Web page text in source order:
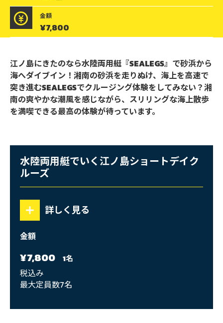
金額
¥7,800
水
陸
両
用
で
い
く
ノ
島
シ
ョ
江ノ島にきたのなら水陸両用艇『SEALEGS』で砂浜から
海へダイブイン！湘南の砂浜を走りぬけ、海上を高速で
突き進むSEALEGSでクルージング体験をしてみない？湘
南の爽やかな潮風を感じながら、スリリングな海上散歩
を満喫できる最高の体験が待っています。
水陸両用艇でいく江ノ島ショートデイク
ルーズ
詳しく見る
金額
¥7,800 1名
税込み
最大定員数7名